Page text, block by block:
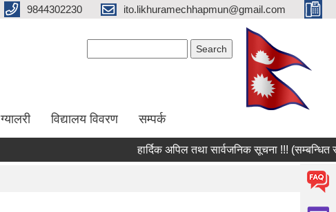
9844302230 ito.likhuramechhapmun@gmail.com
ग्यालरी विद्यालय विवरण सम्पर्क
हार्दिक अपिल तथा सार्वजनिक सूचना !!! (सम्बन्धित